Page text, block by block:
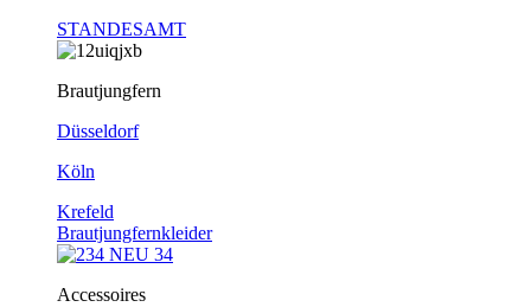
STANDESAMT
Brautjungfern
Düsseldorf
Köln
Krefeld
Brautjungfernkleider
Accessoires